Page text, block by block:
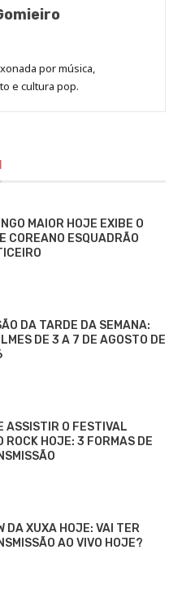
por música,
e cultura pop.
MAIOR HOJE EXIBE O
COREANO ESQUADRÃO
DA TARDE DA SEMANA:
DE 3 A 7 DE AGOSTO DE
ASSISTIR O FESTIVAL
ROCK HOJE: 3 FORMAS DE
DA XUXA HOJE: VAI TER
AO VIVO HOJE?